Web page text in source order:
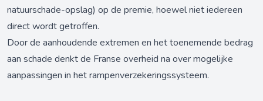
natuurschade-opslag) op de premie, hoewel niet iedereen
direct wordt getroffen.
Door de aanhoudende extremen en het toenemende bedrag
aan schade denkt de Franse overheid na over mogelijke
aanpassingen in het rampenverzekeringssysteem.